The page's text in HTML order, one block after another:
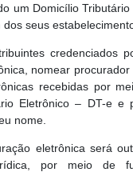
um Domicílio
seus
credenciados
nomear
recebidas por
Eletrônico – DT-e e
nome.
eletrônica será
por meio de